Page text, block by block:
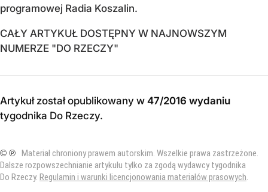
programowej Radia Koszalin.
CAŁY ARTYKUŁ DOSTĘPNY W NAJNOWSZYM
NUMERZE "DO RZECZY"
Artykuł został opublikowany w 47/2016 wydaniu
tygodnika Do Rzeczy.
© ℗ Materiał chroniony prawem autorskim. Wszelkie prawa zastrzeżone.
Dalsze rozpowszechnianie artykułu tylko za zgodą wydawcy tygodnika
Do Rzeczy. Regulamin i warunki licencjonowania materiałów prasowych.